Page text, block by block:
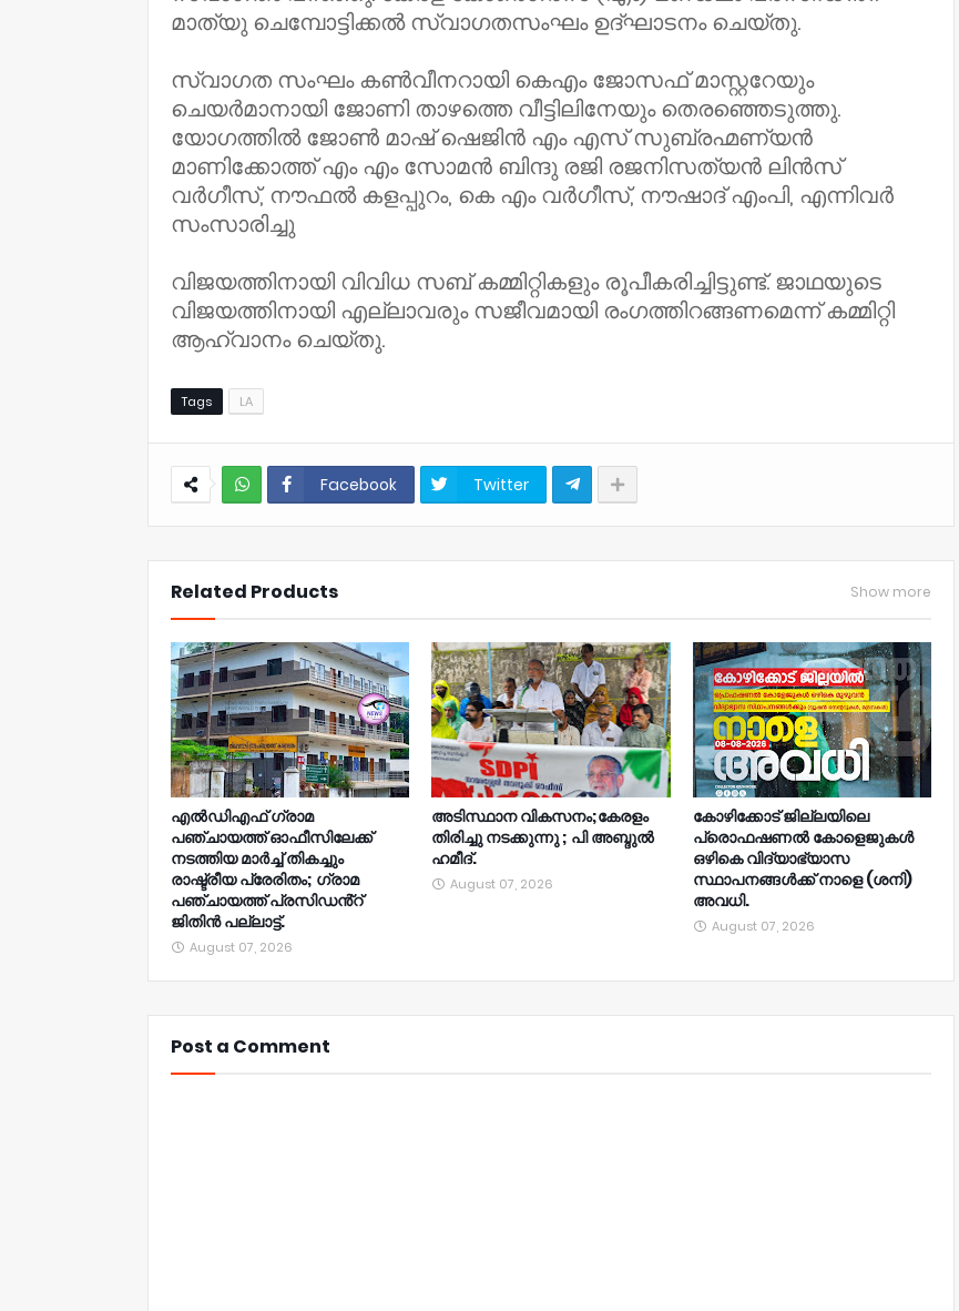
മാത്യു ചെമ്പോട്ടിക്കൽ സ്വാഗതസംഘം ഉദ്ഘാടനം ചെയ്തു.
സ്വാഗത സംഘം കൺവീനറായി കെഎം ജോസഫ് മാസ്റ്ററേയും
ചെയർമാനായി ജോണി താഴത്തെ വീട്ടിലിനേയും തെരഞ്ഞെടുത്തു.
യോഗത്തിൽ ജോൺ മാഷ് ഷെജിൻ എം എസ് സുബ്രഹ്മണ്യൻ
മാണിക്കോത്ത് എം എം സോമൻ ബിന്ദു രജി രജനിസത്യൻ ലിൻസ്
വർഗീസ്, നൗഫൽ കളപ്പുറം, കെ എം വർഗീസ്, നൗഷാദ് എംപി, എന്നിവർ
സംസാരിച്ചു
വിജയത്തിനായി വിവിധ സബ് കമ്മിറ്റികളും രൂപീകരിച്ചിട്ടുണ്ട്. ജാഥയുടെ
വിജയത്തിനായി എല്ലാവരും സജീവമായി രംഗത്തിറങ്ങണമെന്ന് കമ്മിറ്റി
ആഹ്വാനം ചെയ്തു.
Tags LA
Facebook Twitter
Related Products Show more
എൽഡിഎഫ് ഗ്രാമ
പഞ്ചായത്ത് ഓഫീസിലേക്ക്
നടത്തിയ മാർച്ച് തികച്ചും
രാഷ്ട്രീയ പ്രേരിതം; ഗ്രാമ
പഞ്ചായത്ത് പ്രസിഡൻ്റ്
ജിതിൻ പല്ലാട്ട്.
August 07, 2026
അടിസ്ഥാന വികസനം;കേരളം
തിരിച്ചു നടക്കുന്നു ; പി അബ്ദുൽ
ഹമീദ്.
August 07, 2026
കോഴിക്കോട് ജില്ലയിലെ
പ്രൊഫഷണൽ കോളെജുകൾ
ഒഴികെ വിദ്യാഭ്യാസ
സ്ഥാപനങ്ങൾക്ക് നാളെ (ശനി)
അവധി.
August 07, 2026
Post a Comment